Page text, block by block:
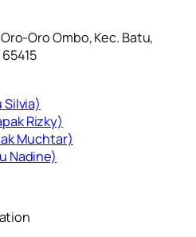
Oro Ombo, Kec. Batu,
Silvia)
Rizky)⁠
Muchtar)
Nadine)